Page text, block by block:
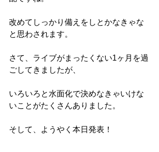
改めてしっかり備えをしとかなきゃな
と思わされます。
さて、ライブがまったくない1ヶ月を過
ごしてきましたが、
いろいろと水面化で決めなきゃいけな
いことがたくさんありました。
そして、ようやく本日発表！